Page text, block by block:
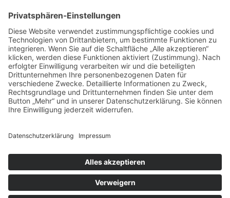
Anfrage
Presse
Partner: Der DGuSV
als Gutachter eintragen
Infos für Suchende